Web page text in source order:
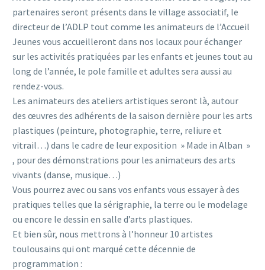
partenaires seront présents dans le village associatif, le
directeur de l’ADLP tout comme les animateurs de l’Accueil
Jeunes vous accueilleront dans nos locaux pour échanger
sur les activités pratiquées par les enfants et jeunes tout au
long de l’année, le pole famille et adultes sera aussi au
rendez-vous.
Les animateurs des ateliers artistiques seront là, autour
des œuvres des adhérents de la saison dernière pour les arts
plastiques (peinture, photographie, terre, reliure et
vitrail…) dans le cadre de leur exposition » Made in Alban »
, pour des démonstrations pour les animateurs des arts
vivants (danse, musique…)
Vous pourrez avec ou sans vos enfants vous essayer à des
pratiques telles que la sérigraphie, la terre ou le modelage
ou encore le dessin en salle d’arts plastiques.
Et bien sûr, nous mettrons à l’honneur 10 artistes
toulousains qui ont marqué cette décennie de
programmation :